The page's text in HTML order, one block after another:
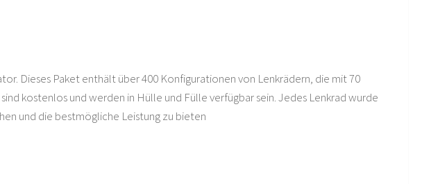
Dieses Paket enthält über 400 Konfigurationen von Lenkrädern, die mit 70
kostenlos und werden in Hülle und Fülle verfügbar sein. Jedes Lenkrad wurde
und die bestmögliche Leistung zu bieten